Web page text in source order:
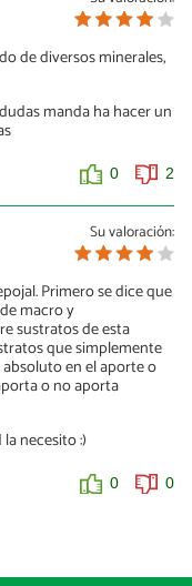
de diversos minerales,
manda ha hacer un
0 2
Su valoración:
Primero se dice que
macro y
sustratos de esta
que simplemente
en el aporte o
o no aporta
necesito :)
0 0